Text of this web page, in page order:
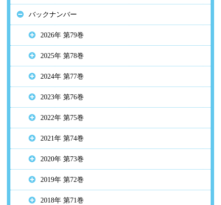
バックナンバー
2026年 第79巻
2025年 第78巻
2024年 第77巻
2023年 第76巻
2022年 第75巻
2021年 第74巻
2020年 第73巻
2019年 第72巻
2018年 第71巻